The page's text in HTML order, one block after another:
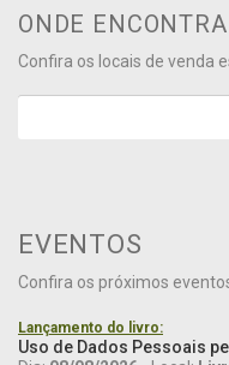
ONDE
Confira os locais de venda
EVENTOS
Confira os próximos
Lançamento do livro:
Uso de Dados Pessoais